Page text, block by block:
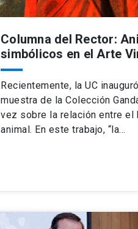
Columna del Rector:
simbólicos en el Arte
Recientemente, la UC
muestra de la Colección
vez sobre la relación entre el
animal. En este trabajo, “la…